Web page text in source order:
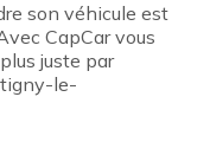
son véhicule est
CapCar vous
juste par
le-